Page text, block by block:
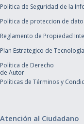
Política de Seguridad de la
Política de proteccion de
Reglamento de Propiedad
Plan Estrategico de
Política de Derecho
de Autor
Políticas de Términos y
Atención al Ciudadano